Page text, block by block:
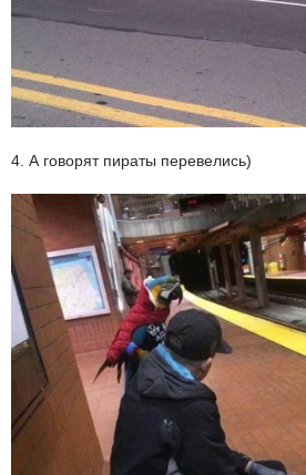
4. А говорят пираты перевелись)